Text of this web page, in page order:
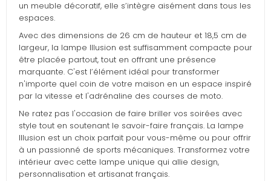
un meuble décoratif, elle s’intègre aisément dans tous les
espaces.
Avec des dimensions de 26 cm de hauteur et 18,5 cm de
largeur, la lampe Illusion est suffisamment compacte pour
être placée partout, tout en offrant une présence
marquante. C'est l’élément idéal pour transformer
n'importe quel coin de votre maison en un espace inspiré
par la vitesse et l'adrénaline des courses de moto.
Ne ratez pas l'occasion de faire briller vos soirées avec
style tout en soutenant le savoir-faire français. La lampe
Illusion est un choix parfait pour vous-même ou pour offrir
à un passionné de sports mécaniques. Transformez votre
intérieur avec cette lampe unique qui allie design,
personnalisation et artisanat français.